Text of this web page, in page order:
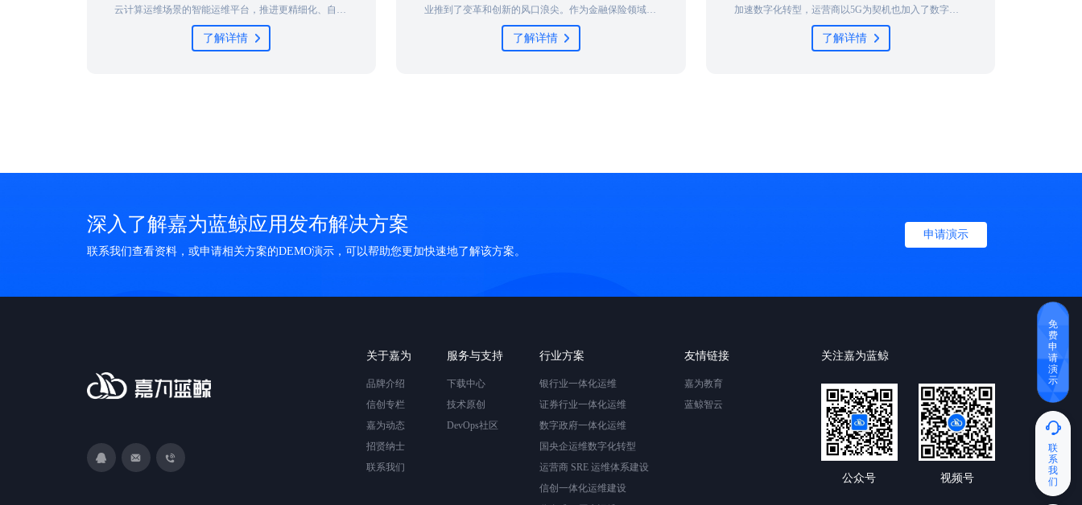
云计算运维场景的智能运维平台，推进更精细化、自动
化、智能化运维体系建设，强化系统风险和故障的早发
现、早定位、早处置，保障业务稳定运行，并建设完善
了解详情
业推到了变革和创新的风口浪尖。作为金融保险领域的
重要组成部分，前海再保险在发挥“减震器”功效、推动
巨灾保险体系建设的同时，全面推进 “战略规划与组织
了解详情
加速数字化转型，运营商以5G为契机也加入了数字化
转型的浪潮。运营商对运维的质量和稳定性有着极高的
要求，在复杂ICT环境下，如何借助大数据、智能化等
了解详情
深入了解嘉为蓝鲸应用发布解决方案
联系我们查看资料，或申请相关方案的DEMO演示，可以帮助您更加快速地了解该方案。
申请演示
关于嘉为
品牌介绍
信创专栏
嘉为动态
招贤纳士
联系我们
服务与支持
下载中心
技术原创
DevOps社区
行业方案
银行业一体化运维
证券行业一体化运维
数字政府一体化运维
国央企运维数字化转型
运营商 SRE 运维体系建设
信创一体化运维建设
友情链接
嘉为教育
蓝鲸智云
关注嘉为蓝鲸
公众号 视频号
免
费
申
请
演
示
联
系
我
们